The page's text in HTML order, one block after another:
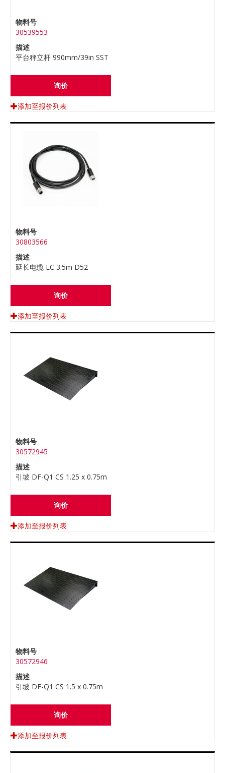
物料号
30539553
描述
平台秤立杆 990mm/39in SST
询价
添加至报价列表
物料号
30803566
描述
延长电缆 LC 3.5m D52
询价
添加至报价列表
物料号
30572945
描述
引坡 DF-Q1 CS 1.25 x 0.75m
询价
添加至报价列表
物料号
30572946
描述
引坡 DF-Q1 CS 1.5 x 0.75m
询价
添加至报价列表